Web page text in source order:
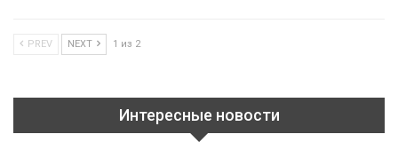
PREV NEXT 1 из 2
Интересные новости